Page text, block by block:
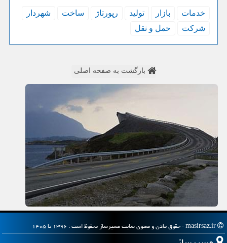
خدمات بازار تولید رپورتاژ ساخت
شهردار
شركت
حمل و نقل
بازگشت به صفحه اصلی